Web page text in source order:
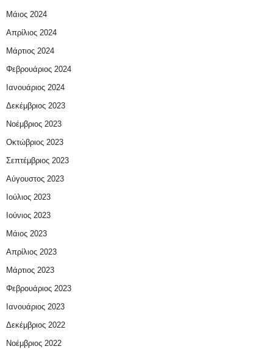
Μάιος 2024
Απρίλιος 2024
Μάρτιος 2024
Φεβρουάριος 2024
Ιανουάριος 2024
Δεκέμβριος 2023
Νοέμβριος 2023
Οκτώβριος 2023
Σεπτέμβριος 2023
Αύγουστος 2023
Ιούλιος 2023
Ιούνιος 2023
Μάιος 2023
Απρίλιος 2023
Μάρτιος 2023
Φεβρουάριος 2023
Ιανουάριος 2023
Δεκέμβριος 2022
Νοέμβριος 2022